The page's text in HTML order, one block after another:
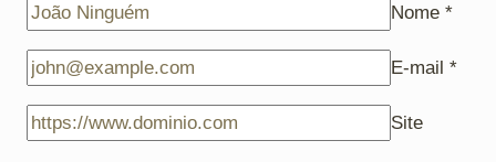
Nome *
E-mail *
Site